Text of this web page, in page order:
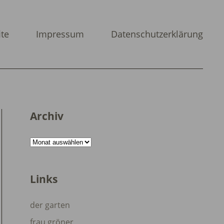
Impressum Datenschutzerklärung
Archiv
Archiv
Links
der garten